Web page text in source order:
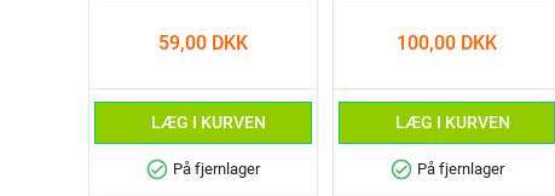
59,00 DKK
LÆG I KURVEN
check_circle På fjernlager
100,00 DKK
LÆG I KURVEN
check_circle På fjernlager